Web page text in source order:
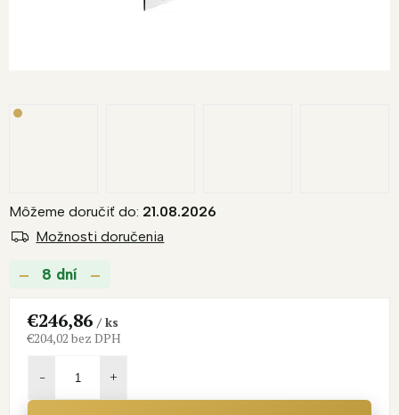
8 dní
Môžeme doručiť do: 21.08.2026
Možnosti doručenia
€246,86/ ks
€204,02 bez DPH